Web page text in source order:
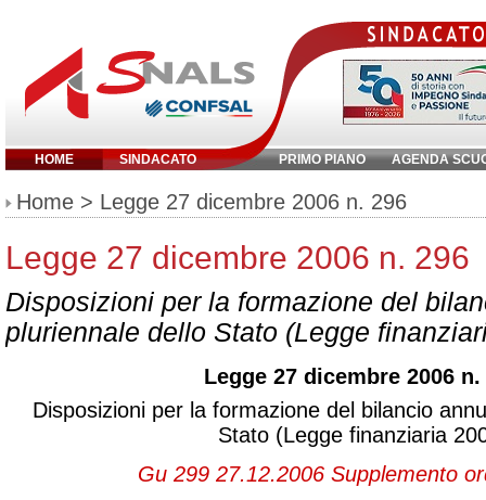
HOME SINDACATO PRIMO PIANO AGENDA
Inserisci parola chiave:
Home > Legge 27 dicembre 2006 n. 296
Legge 27 dicembre 2006 n. 296
Disposizioni per la formazione del
pluriennale dello Stato (Legge
Legge 27 dicembre 2006 n.
Disposizioni per la formazione del bilancio
Stato (Legge finanziaria
Gu 299 27.12.2006 Supplemento